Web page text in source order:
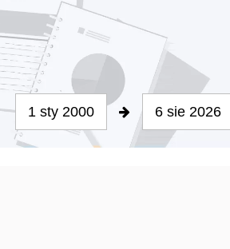
1 sty 2000 6 sie 2026